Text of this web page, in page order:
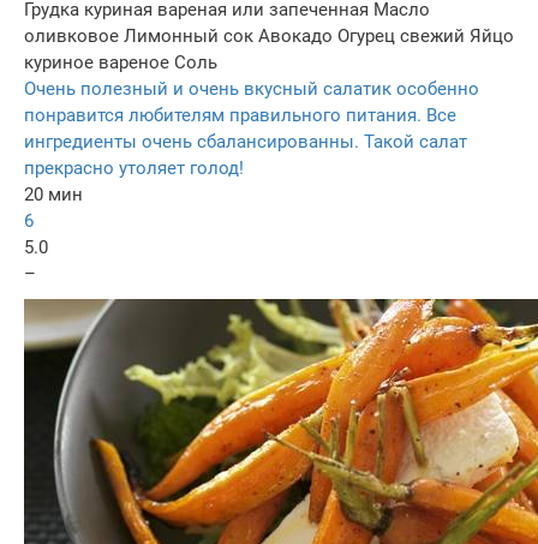
Грудка куриная вареная или запеченная Масло
оливковое Лимонный сок Авокадо Огурец свежий Яйцо
куриное вареное Соль
Очень полезный и очень вкусный салатик особенно
понравится любителям правильного питания. Все
ингредиенты очень сбалансированны. Такой салат
прекрасно утоляет голод!
20 мин
6
5.0
–